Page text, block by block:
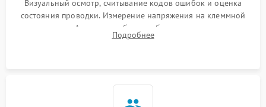
Визуальный осмотр, считывание кодов ошибок и оценка
состояния проводки. Измерение напряжения на клеммной
колодке. Анализ жалоб на проблемы с нагревом,
конвекцией, панелью управления или блокировкой дверцы.
Подробнее